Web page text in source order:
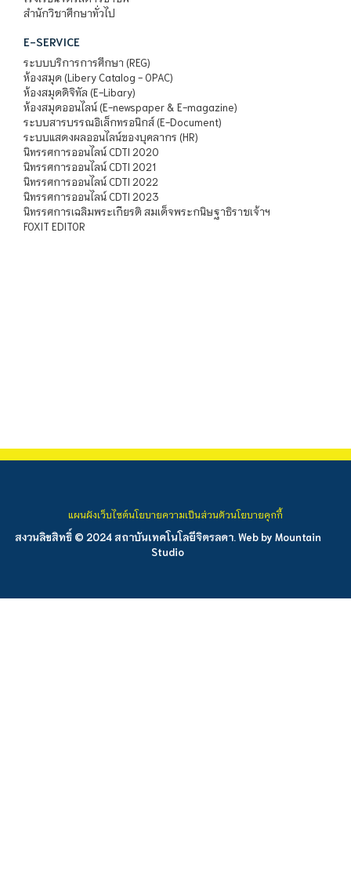
สำนักวิชาศึกษาทั่วไป
E-SERVICE
ระบบบริการการศึกษา (REG)
ห้องสมุด (Libery Catalog - OPAC)
ห้องสมุดดิจิทัล (E-Libary)
ห้องสมุดออนไลน์ (E-newspaper & E-magazine)
ระบบสารบรรณอิเล็กทรอนิกส์ (E-Document)
ระบบแสดงผลออนไลน์ของบุคลากร (HR)
นิทรรศการออนไลน์ CDTI 2020
นิทรรศการออนไลน์ CDTI 2021
นิทรรศการออนไลน์ CDTI 2022
นิทรรศการออนไลน์ CDTI 2023
นิทรรศการเฉลิมพระเกียรติ สมเด็จพระกนิษฐาธิราชเจ้าฯ
FOXIT EDITOR
สงวนลิขสิทธิ์ © 2024 สถาบันเทคโนโลยีจิตรลดา. Web by Mountain
Studio
แผนผังเว็บไซต์นโยบายความเป็นส่วนตัวนโยบายคุกกี้